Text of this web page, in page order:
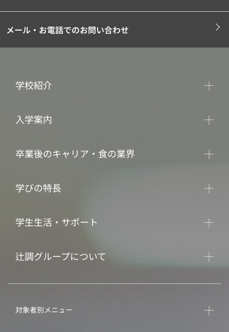
メール・お電話でのお問い合わせ
学校紹介
入学案内
卒業後のキャリア・食の業界
学びの特長
学生生活・サポート
辻調グループについて
対象者別メニュー